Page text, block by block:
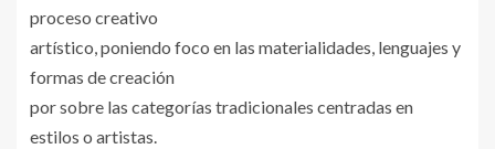
proceso creativo
artístico, poniendo foco en las materialidades, lenguajes y
formas de creación
por sobre las categorías tradicionales centradas en
estilos o artistas.